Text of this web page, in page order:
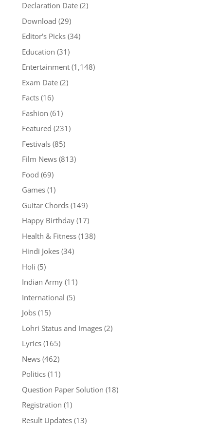
Declaration Date(2)
Download (29)
Editor's Picks(34)
Education (31)
Entertainment(1,148)
Exam Date(2)
Facts(16)
Fashion (61)
Featured (231)
Festivals(85)
Film News(813)
Food (69)
Games(1)
Guitar Chords(149)
Happy Birthday(17)
Health & Fitness(138)
Hindi Jokes(34)
Holi (5)
Indian Army(11)
International (5)
Jobs(15)
Lohri Status and Images(2)
Lyrics(165)
News(462)
Politics(11)
Question Paper Solution (18)
Registration (1)
Result Updates(13)